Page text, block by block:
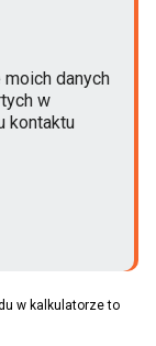
danych
w
kontaktu
w kalkulatorze to